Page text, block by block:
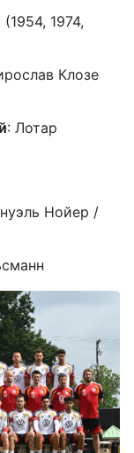
1974,
Клозе
: Лотар
Нойер /